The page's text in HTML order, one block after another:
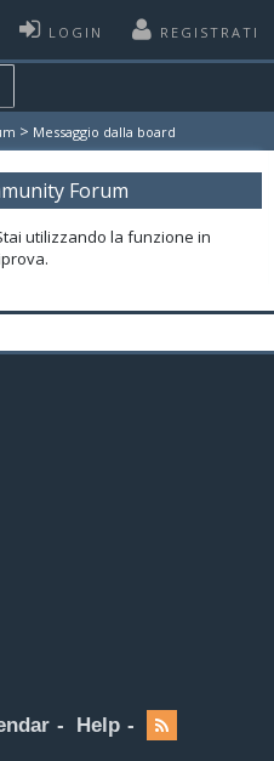
LOGIN REGISTRATI
> Messaggio dalla board
Forum
utilizzando la funzione in
Help